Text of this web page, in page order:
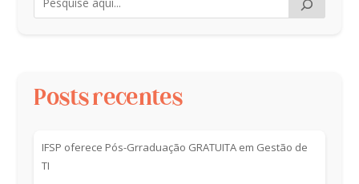
Posts recentes
IFSP oferece Pós-Grraduação GRATUITA em Gestão de
TI